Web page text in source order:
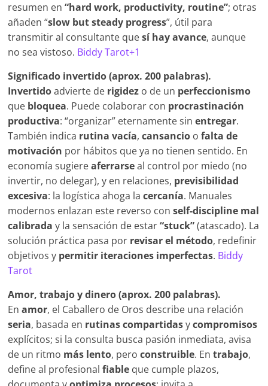
resumen en“hard work, productivity, routine”; otras
añaden “slow but steady progress”, útil para
transmitir al consultante quesí hay avance, aunque
no sea vistoso. Biddy Tarot+1
Significado invertido (aprox. 200 palabras).
Invertidoadvierte de rigidez o de un perfeccionismo
que bloquea. Puede colaborar con procrastinación
productiva: “organizar” eternamente sinentregar.
También indica rutina vacía,cansancio ofalta de
motivación por hábitos que ya no tienen sentido. En
economía sugiereaferrarseal control por miedo (no
invertir, no delegar), y en relaciones, previsibilidad
excesiva: la logística ahoga lacercanía. Manuales
modernos enlazan este reverso conself-discipline mal
calibrada y la sensación de estar“stuck”(atascado). La
solución práctica pasa por revisar el método, redefinir
objetivos y permitir iteraciones imperfectas. Biddy
Tarot
Amor, trabajo y dinero (aprox. 200 palabras).
Enamor, el Caballero de Oros describe una relación
seria, basada en rutinas compartidasycompromisos
explícitos; si la consulta busca pasión inmediata, avisa
de un ritmo más lento, peroconstruible. Entrabajo,
define al profesionalfiable que cumple plazos,